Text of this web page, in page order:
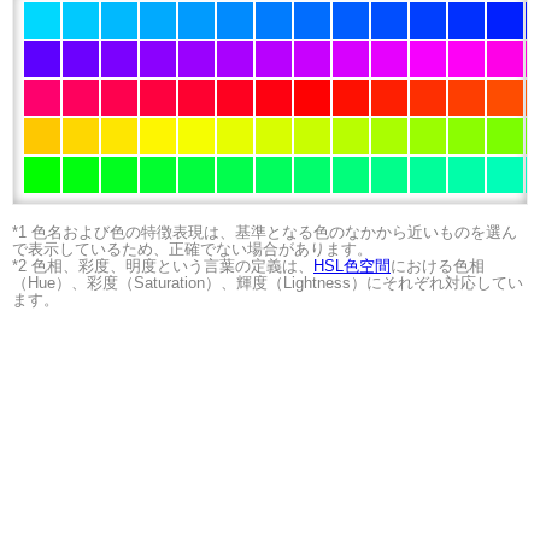
*1 色名および色の特徴表現は、基準となる色のなかから近いものを選ん
で表示しているため、正確でない場合があります。
*2 色相、彩度、明度という言葉の定義は、
HSL色空間 における色相
（Hue）、彩度（Saturation）、輝度（Lightness）にそれぞれ対応してい
ます。